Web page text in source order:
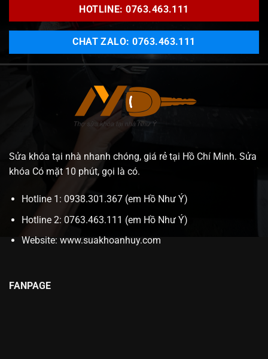
HOTLINE: 0763.463.111
CHAT ZALO: 0763.463.111
Sửa khóa tại nhà nhanh chóng, giá rẻ tại Hồ Chí Minh. Sửa
khóa Có mặt 10 phút, gọi là có.
Hotline 1: 0938.301.367 (em Hồ Như Ý)
Hotline 2: 0763.463.111 (em Hồ Như Ý)
Website: www.suakhoanhuy.com
FANPAGE